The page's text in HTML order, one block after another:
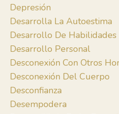
Depresión
Desarrolla La Autoestima
Desarrollo De Habilidades
Desarrollo Personal
Desconexión Con Otros
Desconexión Del Cuerpo
Desconfianza
Desempodera